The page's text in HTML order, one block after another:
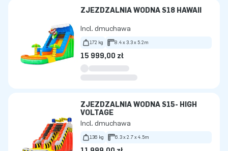
ZJEŻDŻALNIA WODNA S18 HAWAII
Incl. dmuchawa
172 kg 8.4 x 3.3 x 5.2m
15 999,00 zł
ZJEŻDŻALNIA WODNA S15- HIGH
VOLTAGE
Incl. dmuchawa
136 kg 6.3 x 2.7 x 4.5m